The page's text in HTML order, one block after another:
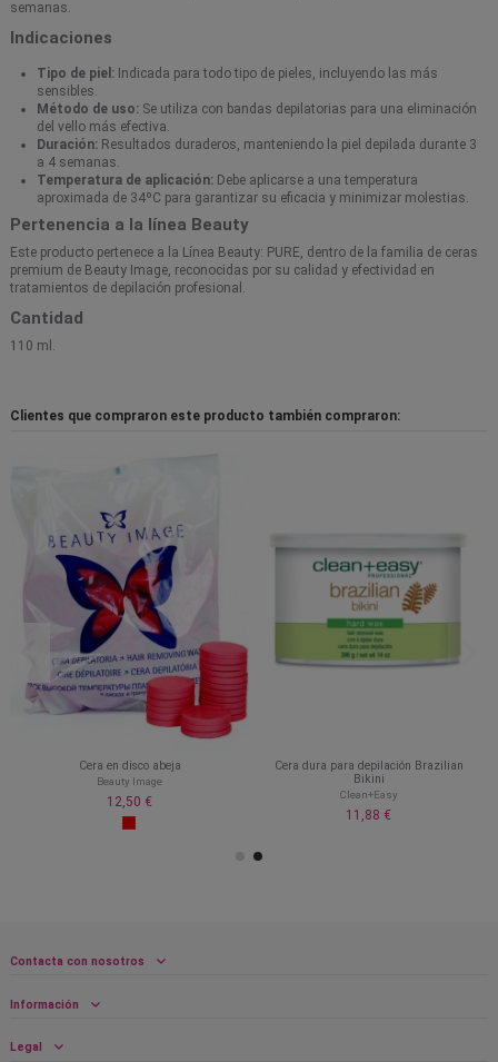
semanas.
Indicaciones
Tipo de piel: Indicada para todo tipo de pieles, incluyendo las más
sensibles.
Método de uso: Se utiliza con bandas depilatorias para una eliminación
del vello más efectiva.
Duración: Resultados duraderos, manteniendo la piel depilada durante 3
a 4 semanas.
Temperatura de aplicación: Debe aplicarse a una temperatura
aproximada de 34ºC para garantizar su eficacia y minimizar molestias.
Pertenencia a la línea Beauty
Este producto pertenece a la Línea Beauty: PURE, dentro de la familia de ceras
premium de Beauty Image, reconocidas por su calidad y efectividad en
tratamientos de depilación profesional.
Cantidad
110 ml.
Clientes que compraron este producto también compraron:
Cera en disco abeja
Beauty Image
12,50 €
Cera dura para depilación Brazilian
Bikini
Clean+Easy
11,88 €
Contacta con nosotros
Información
Legal